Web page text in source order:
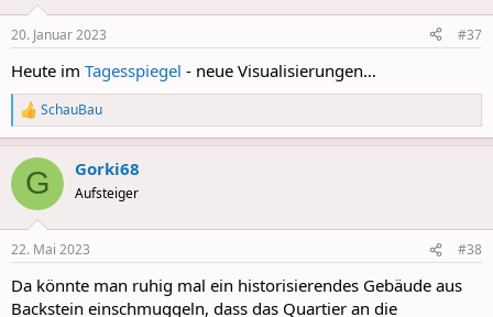
s
20. Januar 2023 #37
Heute im Tagesspiegel - neue Visualisierungen…
R
e
a
c
i
s
SchauBau
G Gorki68
Aufsteiger
22. Mai 2023 #38
Da könnte man ruhig mal ein historisierendes Gebäude aus
Backstein einschmuggeln, dass das Quartier an die